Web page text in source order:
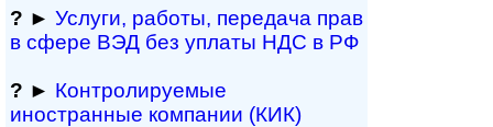
? ► Услуги, работы, пе­ре­да­ча прав
в сфере ВЭД без уплаты НДС в РФ
? ► Контролируемые
иностранные компании (КИК)